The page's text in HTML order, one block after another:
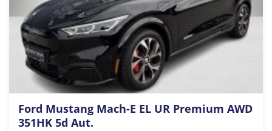
Ford Mustang Mach-E EL UR Premium AWD
351HK 5d Aut.